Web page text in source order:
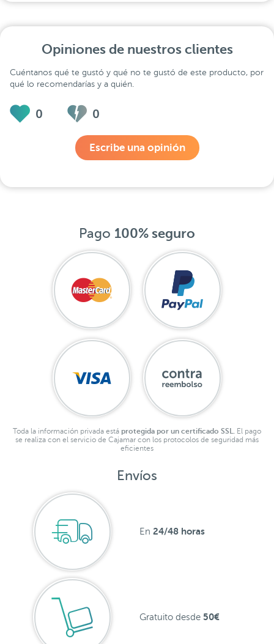
Opiniones de nuestros clientes
Cuéntanos qué te gustó y qué no te gustó de este producto, por
qué lo recomendarías y a quién.
0 0
Escribe una opinión
Pago 100% seguro
Toda la información privada está protegida por un certificado SSL.
El pago
se realiza con el servicio de Cajamar con los protocolos de seguridad más
eficientes
Envíos
En 24/48 horas
Gratuito desde 50€